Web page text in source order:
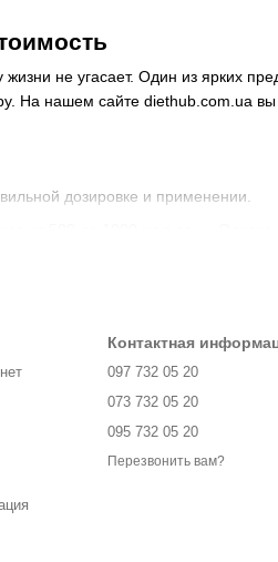
не угасает. Один из ярких
На нашем сайте diethub.com.ua вы
дозировке и применении.
полезными свойствами:
экстракт способствует борьбе со
и защитить организм от
оливы может помочь в
Контактная
097 732 05 20
073 732 05 20
095 732 05 20
Перезвонить вам?